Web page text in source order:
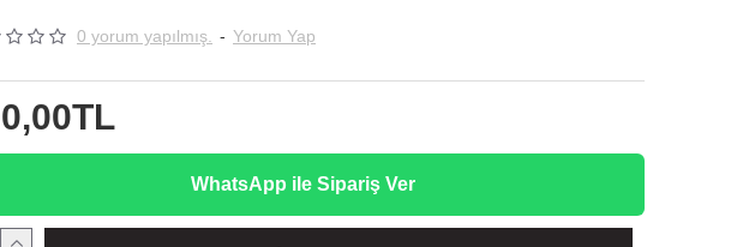
0 yorum yapılmış. - Yorum Yap
WhatsApp ile Sipariş Ver